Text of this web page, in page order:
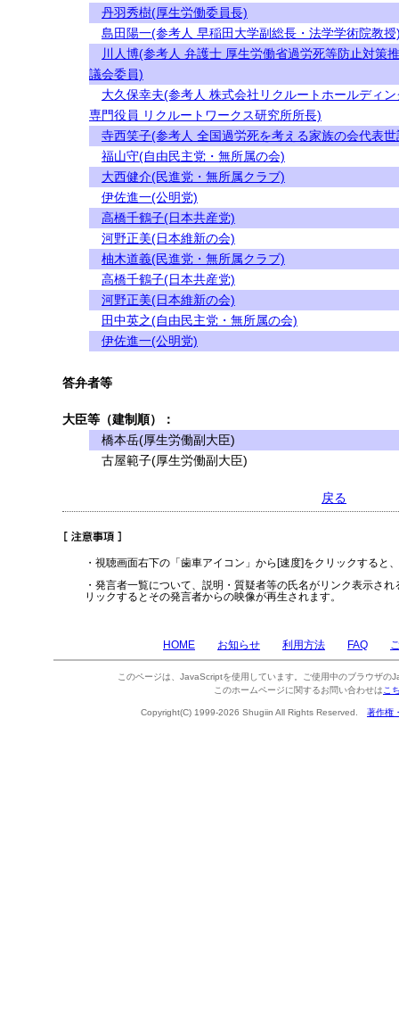
丹羽秀樹(厚生労働委員長)
島田陽一(参考人 早稲田大学副総長・法学学術院教授
川人博(参考人 弁護士 厚生労働省過労死等防止対策
議会委員)
大久保幸夫(参考人 株式会社リクルートホールディン
専門役員 リクルートワークス研究所所長)
寺西笑子(参考人 全国過労死を考える家族の会代表
福山守(自由民主党・無所属の会)
大西健介(民進党・無所属クラブ)
伊佐進一(公明党)
高橋千鶴子(日本共産党)
河野正美(日本維新の会)
柚木道義(民進党・無所属クラブ)
高橋千鶴子(日本共産党)
河野正美(日本維新の会)
田中英之(自由民主党・無所属の会)
伊佐進一(公明党)
答弁者等
大臣等（建制順）：
橋本岳(厚生労働副大臣)
古屋範子(厚生労働副大臣)
戻る
・視聴画面右下の「歯車アイコン」から[速度]をクリックすると
・発言者一覧について、説明・質疑者等の氏名がリンク表示さ
リックするとその発言者からの映像が再生されます。
HOME お知らせ 利用方法 FAQ
このページは、JavaScriptを使用しています。ご使用中のブラウザの
このホームページに関するお問い合わせは こ
Copyright(C) 1999-2026 Shugiin All Rights Reserved. 著作権